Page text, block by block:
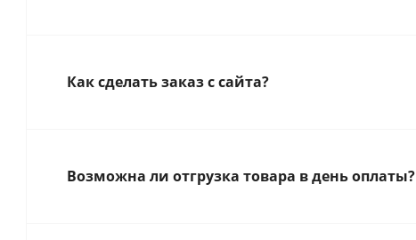
Как сделать заказ с сайта?
Возможна ли отгрузка товара в день оплаты?